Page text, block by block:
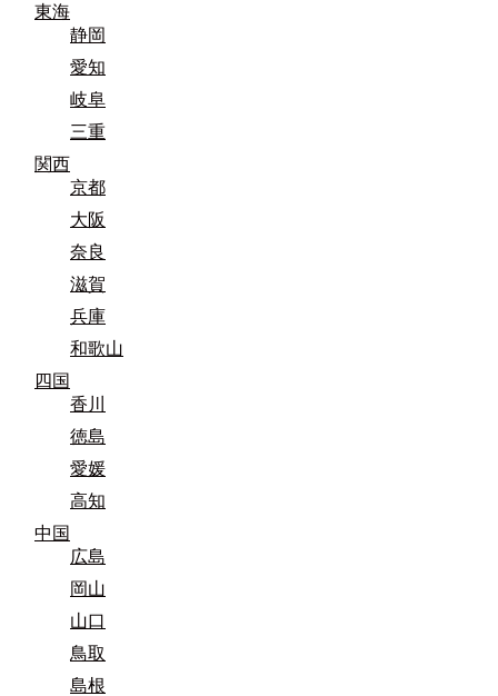
東海
静岡
愛知
岐阜
三重
関西
京都
大阪
奈良
滋賀
兵庫
和歌山
四国
香川
徳島
愛媛
高知
中国
広島
岡山
山口
鳥取
島根